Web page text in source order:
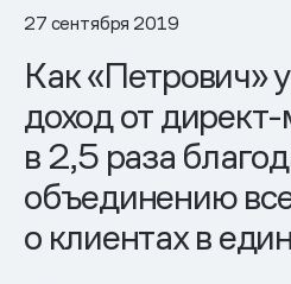
27 сентября 2019
Как «Петрович»
доход от
в 2,5 раза
объединению
о клиентах в